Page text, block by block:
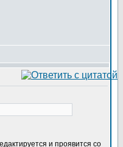
и проявится со